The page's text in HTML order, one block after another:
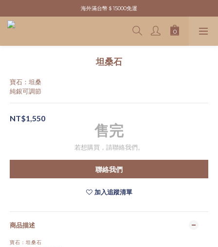
新粉請先於官網註冊．領取＄100元購物金
海外滿台幣＄15000免運
新粉請先於官網註冊．領取＄100元購物金
坦桑石
寶石：坦桑
純銀可調節
NT$1,550
售完
若想購買，請聯絡我們。
聯絡我們
加入追蹤清單
商品描述
寶石：坦桑石